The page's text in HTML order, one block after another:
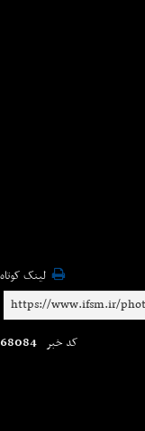
لینک کوتاه
کد خبر 68084